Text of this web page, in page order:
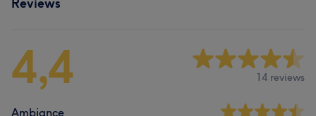
4,4 14 reviews
Ambiance